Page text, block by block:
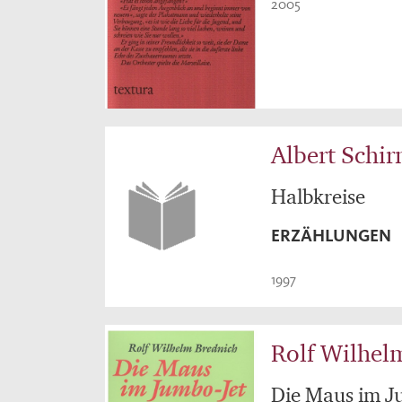
2005
Albert
Halbkreise
ERZÄHLUNGEN
1997
Rolf
Die Maus im